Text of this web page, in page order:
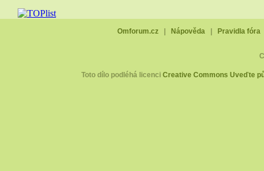
Omforum.cz Nápověda Pravidla fóra
Toto dílo podléhá licenciCreative Commons Uveďte